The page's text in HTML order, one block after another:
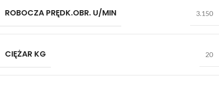
ROBOCZA PRĘDK.OBR. U/MIN 3.150
CIĘŻAR KG 20